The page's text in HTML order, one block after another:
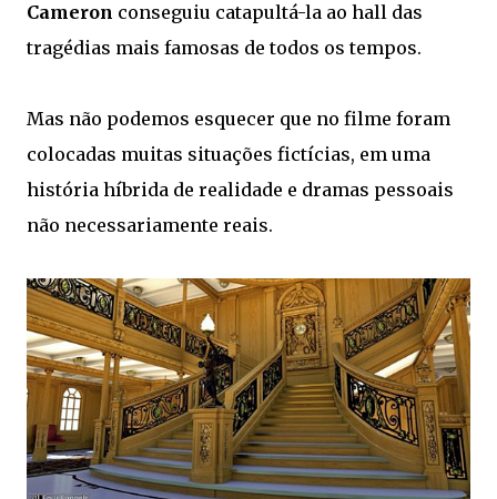
Cameron conseguiu catapultá-la ao hall das
tragédias mais famosas de todos os tempos.
Mas não podemos esquecer que no filme foram
colocadas muitas situações fictícias, em uma
história híbrida de realidade e dramas pessoais
não necessariamente reais.